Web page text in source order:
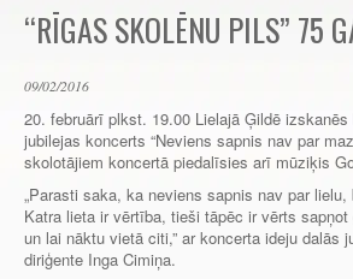
“RĪGAS SKOLĒNU PILS” 75
09/02/2016
20. februārī plkst. 19.00 Lielajā Ģildē
jubilejas koncerts “Neviens sapnis nav par
skolotājiem koncertā piedalīsies arī mūziķis
„Parasti saka, ka neviens sapnis nav par
Katra lieta ir vērtība, tieši tāpēc ir vērts
un lai nāktu vietā citi,” ar koncerta ideju dalās
diriģente Inga Cimiņa.